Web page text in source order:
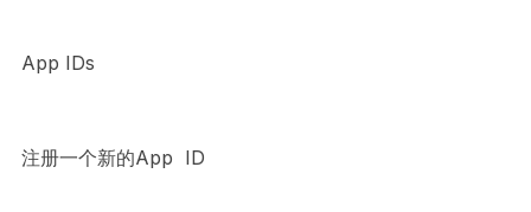
App IDs
注册一个新的App ID